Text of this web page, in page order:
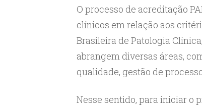
O processo de acreditação
clínicos em relação aos
Brasileira de Patologia
abrangem diversas áreas,
qualidade, gestão de
Nesse sentido, para iniciar o